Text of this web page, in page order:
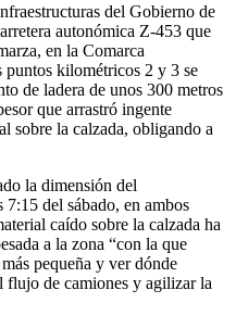
del Gobierno de
autonómica Z-453 que
en la Comarca
kilométricos 2 y 3 se
de ladera de unos 300 metros
que arrastró ingente
sobre la calzada, obligando a
la dimensión del
7:15 del sábado, en ambos
caído sobre la calzada ha
a la zona “con la que
pequeña y ver dónde
flujo de camiones y agilizar la